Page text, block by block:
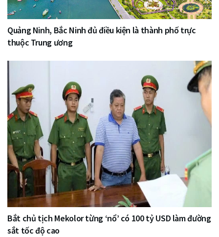
Quảng Ninh, Bắc Ninh đủ điều kiện là thành phố trực
thuộc Trung ương
Bắt chủ tịch Mekolor từng ‘nổ’ có 100 tỷ USD làm đường
sắt tốc độ cao